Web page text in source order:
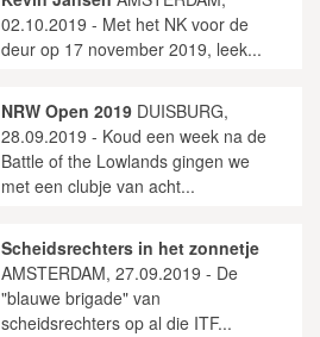
02.10.2019 - Met het NK voor de
deur op 17 november 2019, leek...
NRW Open 2019 DUISBURG,
28.09.2019 - Koud een week na de
Battle of the Lowlands gingen we
met een clubje van acht...
Scheidsrechters in het zonnetje
AMSTERDAM, 27.09.2019 - De
"blauwe brigade" van
scheidsrechters op al die ITF...